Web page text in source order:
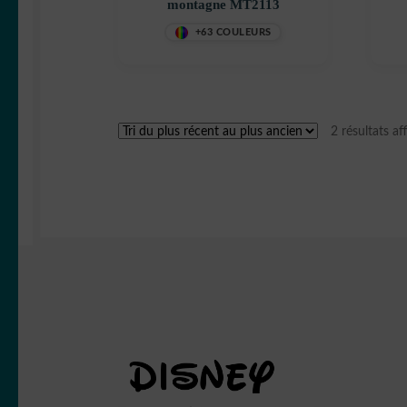
montagne MT2113
+63 COULEURS
2 résultats